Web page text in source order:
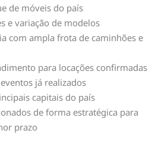
de móveis do país
e variação de modelos
com ampla frota de caminhões e
para locações confirmadas
já realizados
capitais do país
de forma estratégica para
prazo